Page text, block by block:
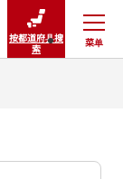
按都道府县搜
索
菜单
关闭